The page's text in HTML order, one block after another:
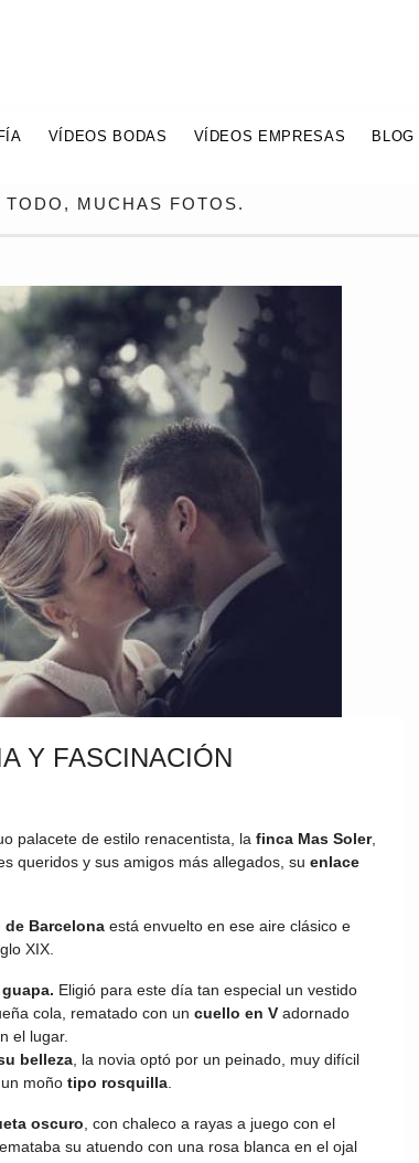
VÍDEOS BODAS VÍDEOS EMPRESAS BLOG
MUCHAS FOTOS.
Y FASCINACIÓN
palacete de estilo renacentista, la finca Mas Soler,
queridos y sus amigos más allegados, su enlace
de Barcelona está envuelto en ese aire clásico e
XIX.
Eligió para este día tan especial un vestido
cola, rematado con un cuello en V adornado
el lugar.
belleza , la novia optó por un peinado, muy difícil
moño tipo rosquilla
oscuro , con chaleco a rayas a juego con el
su atuendo con una rosa blanca en el ojal